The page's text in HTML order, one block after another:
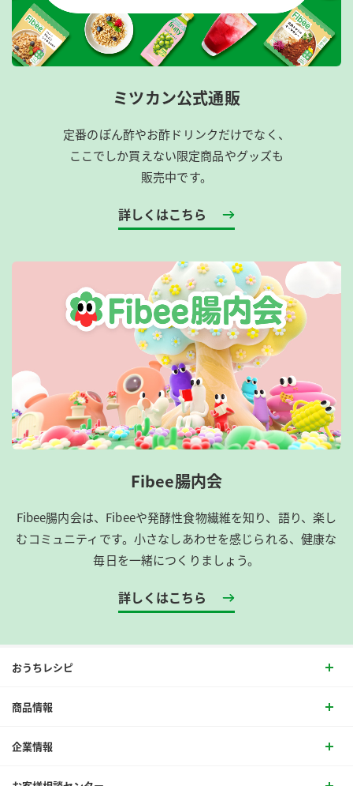
ミツカン公式通販
定番のぽん酢やお酢ドリンクだけでなく、
ここでしか買えない限定商品やグッズも
販売中です。
詳しくはこちら
Fibee腸内会
Fibee腸内会は、​Fibeeや発酵性食物繊維を知り、語り、楽し
むコミュニティです。​小さなしあわせを感じられる、健康な
毎日を一緒につくりましょう。
詳しくはこちら
おうちレシピ
商品情報
企業情報